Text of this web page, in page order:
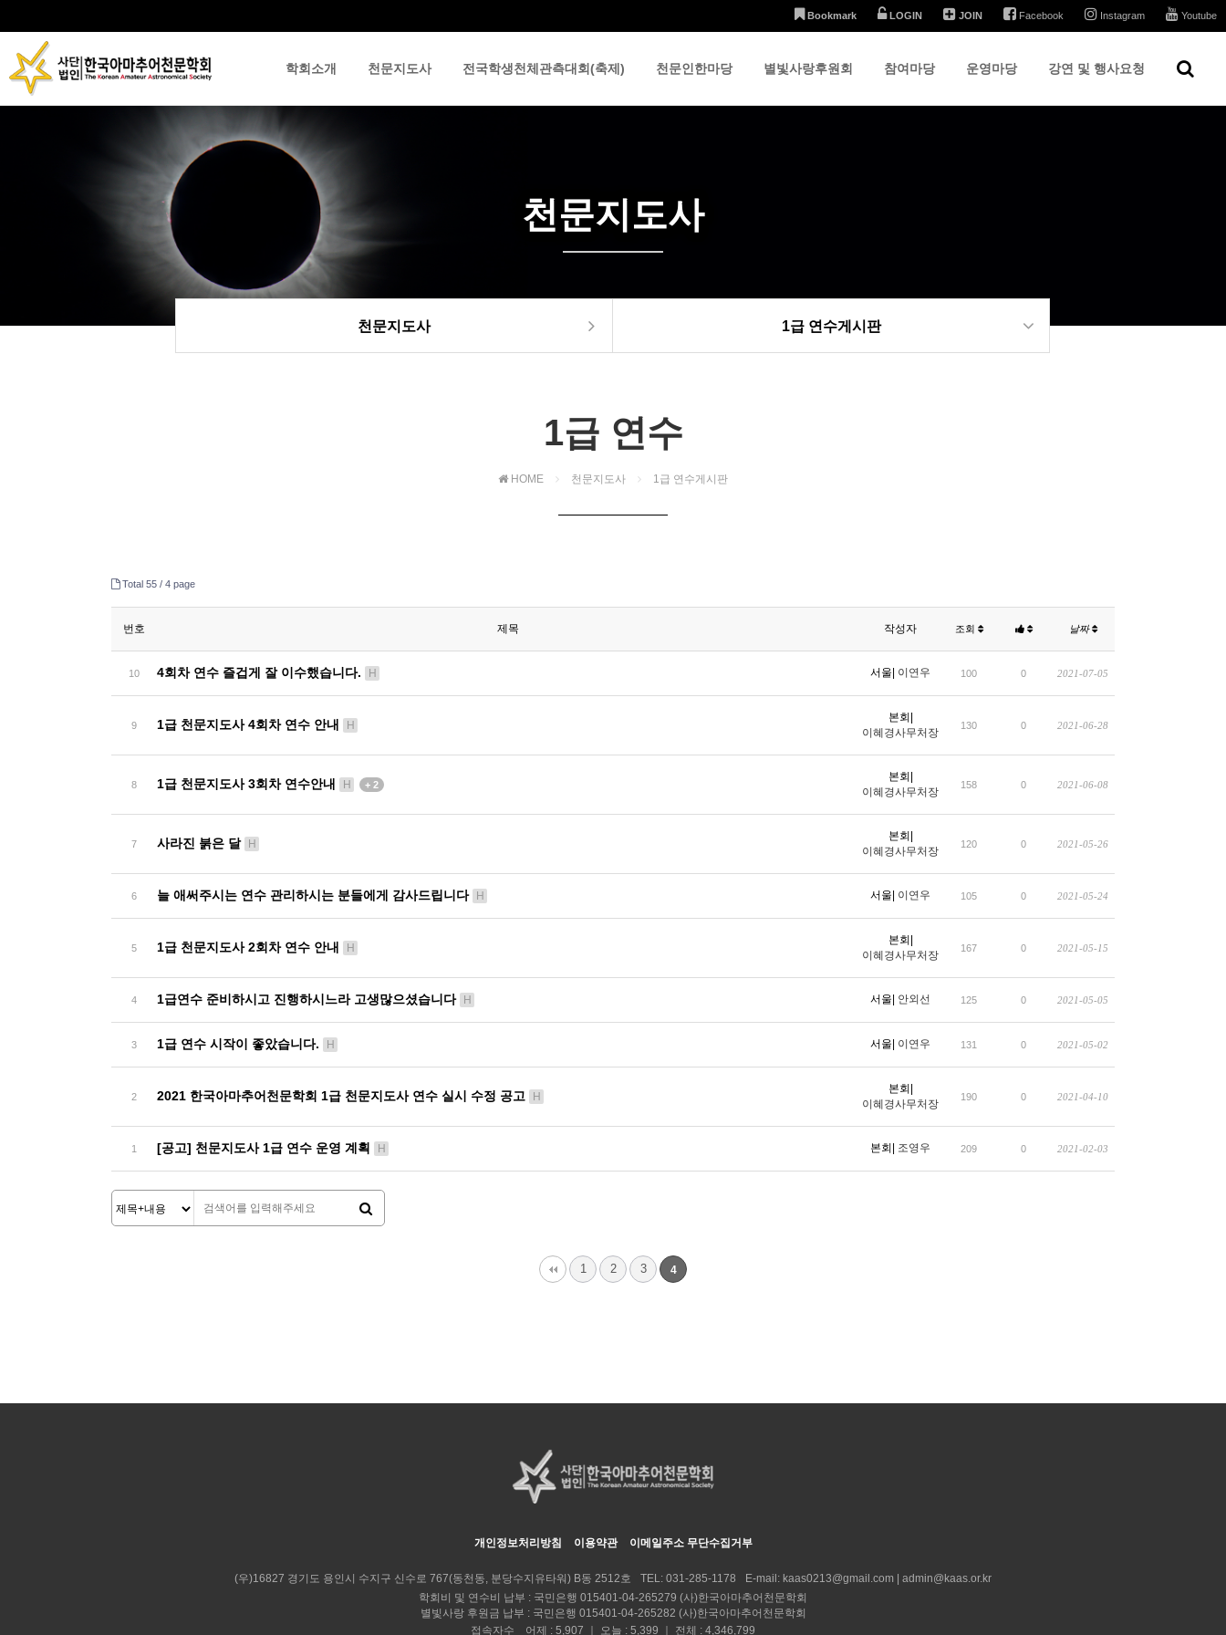
Bookmark LOGIN JOIN Facebook Instagram Youtube
학회소개 천문지도사 전국학생천체관측대회(축제) 천문인한마당 별빛사랑후원회 참여마당
하위분류
운영마당
하위분류
강연 및 행사요청
천문지도사
천문지도사 1급 연수게시판
1급 연수
HOME 천문지도사 1급 연수게시판
Total 55 / 4 page
번호 제목 작성자 조회 날짜
10 4회차 연수 즐겁게 잘 이수했습니다. H 서울| 이연우 100 0 2021-07-05
9 1급 천문지도사 4회차 연수 안내 H
본회|
이혜경사무처장
130 0 2021-06-28
8 1급 천문지도사 3회차 연수안내 H + 2
본회|
이혜경사무처장
158 0 2021-06-08
7 사라진 붉은 달 H
본회|
이혜경사무처장
120 0 2021-05-26
6 늘 애써주시는 연수 관리하시는 분들에게 감사드립니다 H 서울| 이연우 105 0 2021-05-24
5 1급 천문지도사 2회차 연수 안내 H
본회|
이혜경사무처장
167 0 2021-05-15
4 1급연수 준비하시고 진행하시느라 고생많으셨습니다 H 서울| 안외선 125 0 2021-05-05
3 1급 연수 시작이 좋았습니다. H 서울| 이연우 131 0 2021-05-02
2 2021 한국아마추어천문학회 1급 천문지도사 연수 실시 수정 공고 H
본회|
이혜경사무처장
190 0 2021-04-10
1 [공고] 천문지도사 1급 연수 운영 계획 H 본회| 조영우 209 0 2021-02-03
1 2 3 4
개인정보처리방침 이용약관 이메일주소 무단수집거부
(우)16827 경기도 용인시 수지구 신수로 767(동천동, 분당수지유타워) B동 2512호 TEL: 031-285-1178 E-mail: kaas0213@gmail.com | admin@kaas.or.kr
학회비 및 연수비 납부 : 국민은행 015401-04-265279 (사)한국아마추어천문학회
별빛사랑 후원금 납부 : 국민은행 015401-04-265282 (사)한국아마추어천문학회
접속자수 어제 : 5,907 ｜ 오늘 : 5,399 ｜ 전체 : 4,346,799